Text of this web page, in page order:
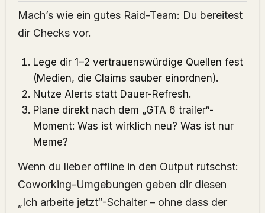
Mach’s wie ein gutes Raid-Team: Du bereitest
dir Checks vor.
Lege dir 1–2 vertrauenswürdige Quellen fest
(Medien, die Claims sauber einordnen).
Nutze Alerts statt Dauer-Refresh.
Plane direkt nach dem „GTA 6 trailer“-
Moment: Was ist wirklich neu? Was ist nur
Meme?
Wenn du lieber offline in den Output rutschst:
Coworking-Umgebungen geben dir diesen
„Ich arbeite jetzt“-Schalter – ohne dass der